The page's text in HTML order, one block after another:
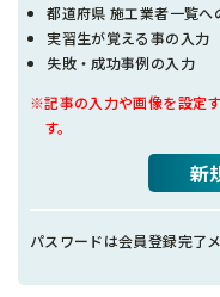
都道府県 施工業者一覧へ
実習生が覚える事の入力
失敗・成功事例の入力
※記事の入力や画像を設定
す。
新
パスワードは会員登録完了